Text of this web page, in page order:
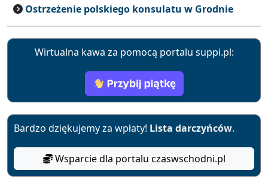
Ostrzeżenie polskiego konsulatu w Grodnie
Wirtualna kawa za pomocą portalu suppi.pl:
Bardzo dziękujemy za wpłaty! Lista darczyńców.
Wsparcie dla portalu czaswschodni.pl